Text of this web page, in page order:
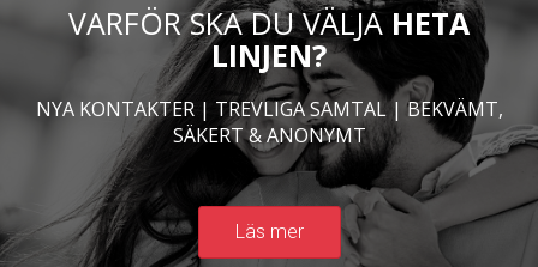
VARFÖR SKA DU VÄLJA HETA
LINJEN?
NYA KONTAKTER | TREVLIGA SAMTAL | BEKVÄMT,
SÄKERT & ANONYMT
Läs mer